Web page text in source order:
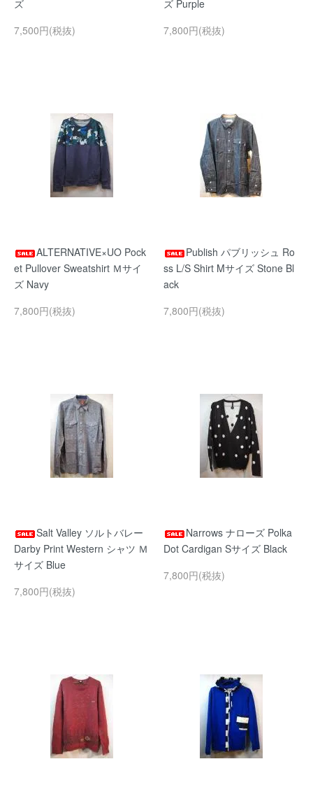
ズ
7,500円(税抜)
ズ Purple
7,800円(税抜)
ALTERNATIVE×UO Pock
et Pullover Sweatshirt Ｍサイ
ズ Navy
7,800円(税抜)
Publish パブリッシュ Ro
ss L/S Shirt Mサイズ Stone Bl
ack
7,800円(税抜)
Salt Valley ソルトバレー
Darby Print Western シャツ Ｍ
サイズ Blue
7,800円(税抜)
Narrows ナローズ Polka
Dot Cardigan Sサイズ Black
7,800円(税抜)